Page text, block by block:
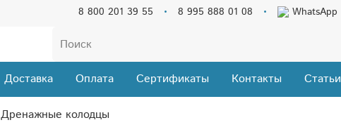
8 800 201 39 55 8 995 888 01 08 WhatsApp
Доставка Оплата Сертификаты Контакты Статьи
Дренажные колодцы